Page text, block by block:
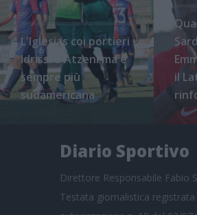
L'Iglesias coi portieri
Idrissi e Atzeni ma è
sempre più
sudamericana
il
Diario Sportivo
Direttore Responsabile Fabio
Testata giornalistica